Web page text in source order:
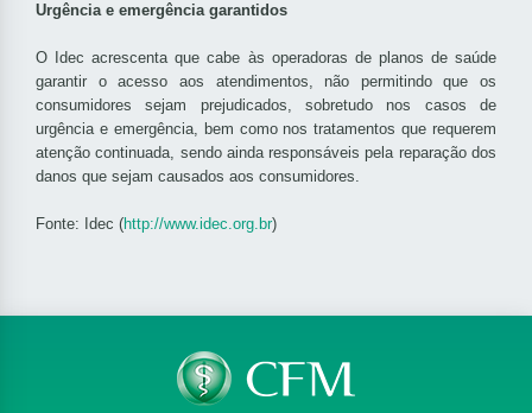
Urgência e emergência garantidos
O Idec acrescenta que cabe às operadoras de planos de saúde
garantir o acesso aos atendimentos, não permitindo que os
consumidores sejam prejudicados, sobretudo nos casos de
urgência e emergência, bem como nos tratamentos que requerem
atenção continuada, sendo ainda responsáveis pela reparação dos
danos que sejam causados aos consumidores.
Fonte: Idec (http://www.idec.org.br)